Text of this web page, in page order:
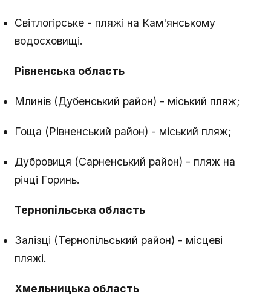
Світлогірське - пляжі на Кам'янському
водосховищі.
Рівненська область
Млинів (Дубенський район) - міський пляж;
Гоща (Рівненський район) - міський пляж;
Дубровиця (Сарненський район) - пляж на
річці Горинь.
Тернопільська область
Залізці (Тернопільський район) - місцеві
пляжі.
Хмельницька область